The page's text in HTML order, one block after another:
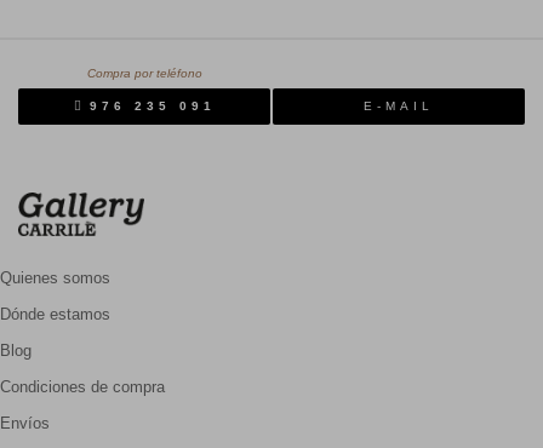
Compra por teléfono
976 235 091 E-MAIL
Quienes somos
Dónde estamos
Blog
Condiciones de compra
Envíos